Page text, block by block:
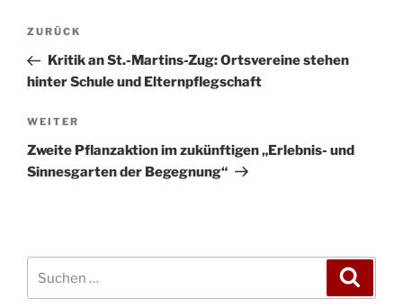
Beitragsnavigation
Vorheriger
Beitrag
ZURÜCK
Kritik an St.-Martins-Zug: Ortsvereine stehen
hinter Schule und Elternpflegschaft
Nächster
Beitrag
WEITER
Zweite Pflanzaktion im zukünftigen „Erlebnis- und
Sinnesgarten der Begegnung“
nach: